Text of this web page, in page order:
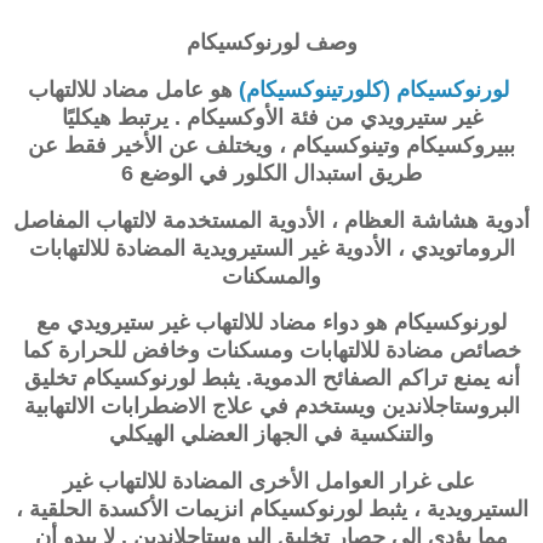
وصفلورنوكسيكام
لورنوكسيكام (كلورتينوكسيكام) هو عامل مضاد للالتهاب
غير ستيرويدي من فئة الأوكسيكام . يرتبط هيكليًا
ببيروكسيكام وتينوكسيكام ، ويختلف عن الأخير فقط عن
طريق استبدال الكلور في الوضع 6
أدوية هشاشة العظام ، الأدوية المستخدمة لالتهاب المفاصل
الروماتويدي ، الأدوية غير الستيرويدية المضادة للالتهابات
والمسكنات
لورنوكسيكام هو دواء مضاد للالتهاب غير ستيرويدي مع
خصائص مضادة للالتهابات ومسكنات وخافض للحرارة كما
أنه يمنع تراكم الصفائح الدموية. يثبطلورنوكسيكام تخليق
البروستاجلاندين ويستخدم في علاج الاضطرابات الالتهابية
والتنكسية في الجهاز العضلي الهيكلي
على غرار العوامل الأخرى المضادة للالتهاب غير
الستيرويدية ، يثبط لورنوكسيكام انزيمات الأكسدة الحلقية ،
مما يؤدي إلى حصار تخليق البروستاجلاندين . لا يبدو أن